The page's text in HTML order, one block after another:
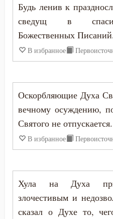
Воздержание
Война
Воля
Воплощение
Воскресение
Воспитание
Высокомерие
Гадание
Пимен Великий
Серафим Саровский
Феодор Студит
Феодор Эдесский
Филарет Московский
Филофей Синайский
Будь ленив к
сведущ в
Божественных Писаний.
В избранное
Оскорбляющие Духа
вечному осуждению,
Святого не отпускается.
В избранное
Хула на Духа
злочестивым и
сказал о Духе то,